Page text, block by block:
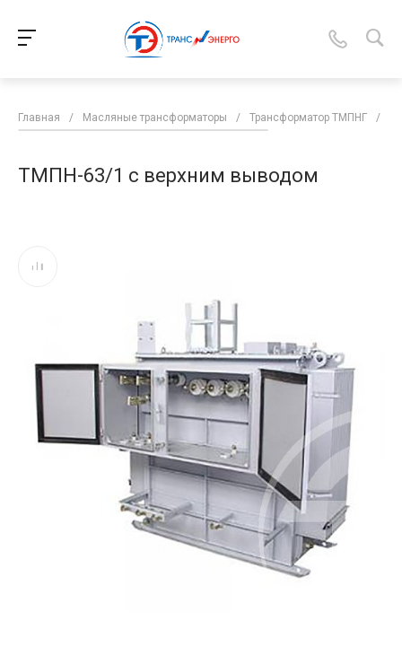
Главная / Масляные трансформаторы / Трансформатор ТМПНГ /
ТМПН-63/1 с верхним выводом